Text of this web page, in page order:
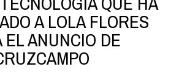
A LOLA FLORES
EL ANUNCIO DE